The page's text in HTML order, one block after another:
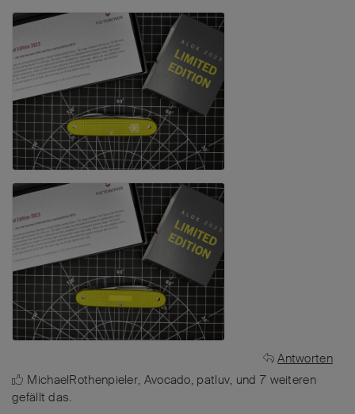
Antworten
MichaelRothenpieler, Avocado, patluv, und 7 weiteren
gefällt das.